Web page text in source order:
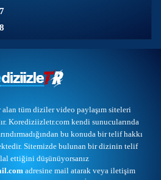
tüm diziler video paylaşım siteleri
Korediziizletr.com kendi sunucularında
bu konuda bir telif hakkı
Sitemizde bulunan bir dizinin telif
ettiğini düşünüyorsanız
adresine mail atarak veya iletişim